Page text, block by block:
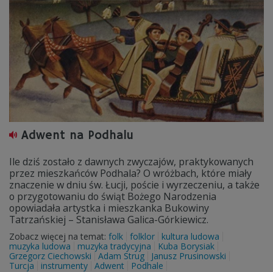
Adwent na Podhalu
Ile dziś zostało z dawnych zwyczajów, praktykowanych
przez mieszkańców Podhala? O wróżbach, które miały
znaczenie w dniu św. Łucji, poście i wyrzeczeniu, a także
o przygotowaniu do świąt Bożego Narodzenia
opowiadała artystka i mieszkanka Bukowiny
Tatrzańskiej – Stanisława Galica-Górkiewicz.
Zobacz więcej na temat: folk folklor
kultura ludowa
muzyka ludowa
muzyka tradycyjna
Kuba Borysiak
Grzegorz Ciechowski
Adam Strug
Janusz Prusinowski
Turcja
instrumenty Adwent Podhale